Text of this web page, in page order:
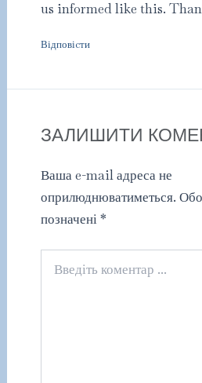
us informed like this.
Відповіcти
ЗАЛИШИТИ
Ваша e-mail адреса не
оприлюднюватиметься.
позначені*
коментар